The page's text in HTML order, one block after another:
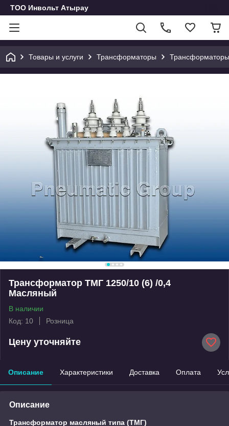
ТОО Инвольт Атырау
Товары и услуги Трансформаторы
Трансформатор ТМГ 1250/10 (6) /0,4
Масляный
В наличии
Код: 10
Розница
Цену уточняйте
Описание Характеристики Доставка Оплата
Описание
Трансформатор масляный типа (ТМГ)